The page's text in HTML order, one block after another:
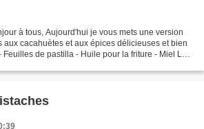
à tous, Aujourd'hui je vous mets une version
cacahuètes et aux épices délicieuses et bien
de pastilla - Huile pour la friture - Miel La